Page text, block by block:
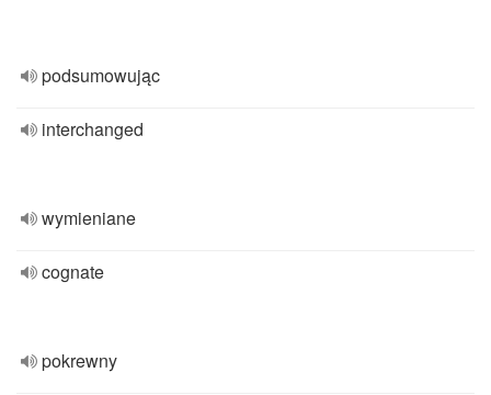
podsumowując
interchanged
wymieniane
cognate
pokrewny